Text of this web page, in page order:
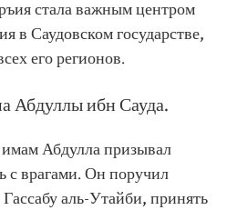
стала важным центром
в Саудовском государстве,
его регионов.
Абдуллы ибн Сауда.
Абдулла призывал
с врагами. Он поручил
аль-Утайби, принять